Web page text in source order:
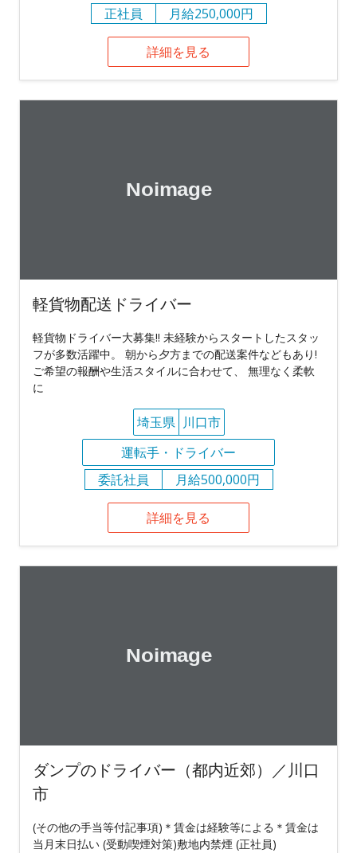
正社員
月給250,000円
詳細を見る
軽貨物配送ドライバー
軽貨物ドライバー大募集!! 未経験からスタートしたスタッ
フが多数活躍中。 朝から夕方までの配送案件などもあり!
ご希望の報酬や生活スタイルに合わせて、 無理なく柔軟
に
埼玉県 川口市
運転手・ドライバー
委託社員
月給500,000円
詳細を見る
ダンプのドライバー（都内近郊）／川口
市
(その他の手当等付記事項)＊賃金は経験等による＊賃金は
当月末日払い (受動喫煙対策)敷地内禁煙 (正社員)